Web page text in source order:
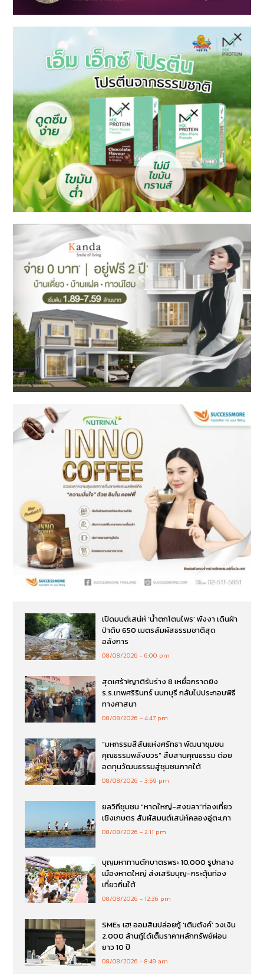
เปิดมนต์เสน่ห์ ‘น้ำตกโตนไพร’ พังงา เดินฝ่า
ป่าดิบ 650 เมตรสัมผัสธรรมชาติสุด
อลังการ
08/08/2026 6:00 pm
สุดเศร้า!ญาติรับร่าง 8 เหยื่อกราดยิง
ร.ร.เทพศริรินทร์ นนทบุรี กลับไปประกอบพิธี
ทางศาสนา
08/08/2026 4:47 pm
“มหกรรมสีสันแห่งศรัทธา พัฒนาชุมชน
คุณธรรมพลังบวร” สืบสานคุณธรรม ต่อย
อดทุนวัฒนธรรมสู่ชุมชนภาคใต้
08/08/2026 3:59 pm
ยลวิถีชุมชน “หาดใหญ่-สงขลา”ท่องเที่ยว
เชิงเกษตร สัมผัสมนต์เสน่ห์คลองอู่ตะเภา
08/08/2026 2:11 pm
บุญมหาทานตักบาตรพระ 10,000 รูปกลาง
เมืองหาดใหญ่ ส่งเสริมบุญ-กระตุ้นท่อง
เที่ยวถิ่นใต้
08/08/2026 12:36 pm
SMEs เฮ! ออมสินปล่อยกู้ ‘เติมตังค์’ วงเงิน
2,000 ล้านกู้ได้เต็มราคาหลักทรัพย์ผ่อน
ยาว 10 ปี
08/08/2026 8:49 am